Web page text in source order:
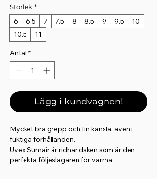
Storlek *
6 6.5 7 7.5 8 8.5 9 9.5
10
10.5
11
Antal *
Lägg i kundvagnen!
Mycket bra grepp och fin känsla, även i
fuktiga förhållanden.
Uvex Sumair är ridhandsken som är den
perfekta följeslagaren för varma